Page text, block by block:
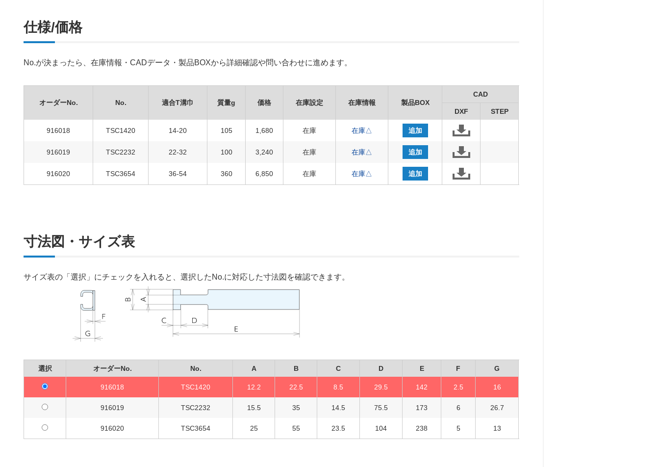
仕様/価格
No.が決まったら、在庫情報・CADデータ・製品BOXから詳細確認や問い合わせに進めます。
オーダーNo. No. 適合T溝巾 質量g 価格 在庫設定 在庫情報 製品BOX
CAD
DXF STEP
916018 TSC1420 14-20 105 1,680 在庫 在庫△ 追加
916019 TSC2232 22-32 100 3,240 在庫 在庫△ 追加
916020 TSC3654 36-54 360 6,850 在庫 在庫△ 追加
寸法図・サイズ表
サイズ表の「選択」にチェックを入れると、選択したNo.に対応した寸法図を確認できます。
選択 オーダーNo. No. A B C D E F G
916018 TSC1420 12.2 22.5 8.5 29.5 142 2.5 16
916019 TSC2232 15.5 35 14.5 75.5 173 6 26.7
916020 TSC3654 25 55 23.5 104 238 5 13